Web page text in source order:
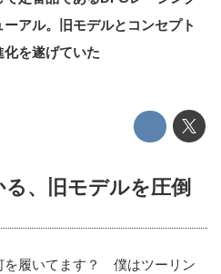
アル。旧モデルとコンセプト
を遂げていた
、旧モデルを圧倒
を履いてます？ 僕はツーリン